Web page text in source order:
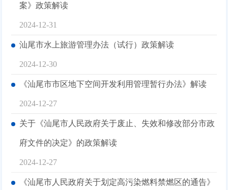
案》政策解读
2024-12-31
汕尾市水上旅游管理办法（试行）政策解读
2024-12-30
《汕尾市市区地下空间开发利用管理暂行办法》解读
2024-12-27
关于《汕尾市人民政府关于废止、失效和修改部分市政
府文件的决定》的政策解读
2024-12-27
《汕尾市人民政府关于划定高污染燃料禁燃区的通告》